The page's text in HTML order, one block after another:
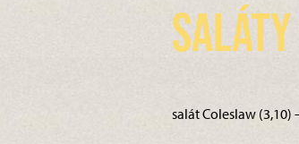
Saláty
salát Coleslaw (3,10)